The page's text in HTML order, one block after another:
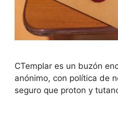
CTemplar es un buzón
anónimo, con política de
seguro que proton y